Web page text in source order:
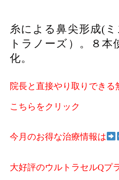
糸による鼻尖形成(
トラノーズ）。８本
化。
院長と直接やり取りできる
こちらをクリック
今月のお得な治療情報は
大好評のウルトラセルQプ